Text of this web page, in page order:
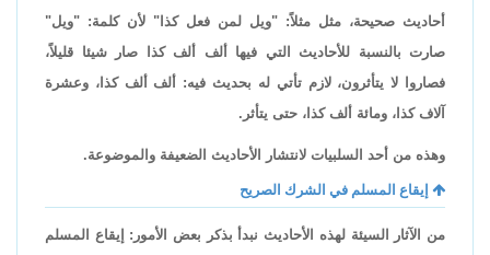
أحاديث صحيحة، مثل مثلاً: "ويل لمن فعل كذا" لأن كلمة: "ويل"
صارت بالنسبة للأحاديث التي فيها ألف ألف كذا صار شيئا قليلاً،
فصاروا لا يتأثرون، لازم تأتي له بحديث فيه: ألف ألف كذا، وعشرة
آلاف كذا، ومائة ألف كذا، حتى يتأثر.
وهذه من أحد السلبيات لانتشار الأحاديث الضعيفة والموضوعة.
إيقاع المسلم في الشرك الصريح
من الآثار السيئة لهذه الأحاديث نبدأ بذكر بعض الأمور: إيقاع المسلم